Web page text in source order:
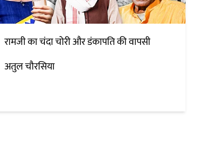
रामजी का चंदा चोरी और डंकापति की वापसी
अतुल चौरसिया